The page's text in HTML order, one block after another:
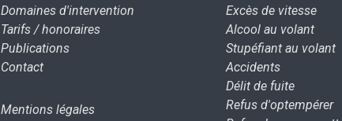
Domaines d'intervention
Tarifs / honoraires
Publications
Contact
Mentions légales
Excès de vitesse
Alcool au volant
Stupéfiant au volant
Accidents
Délit de fuite
Refus d'optempérer